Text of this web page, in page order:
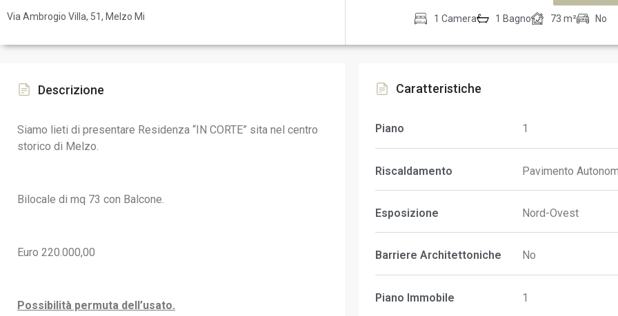
Via Ambrogio Villa, 51, Melzo Mi 1 Camera 1 Bagno 73 m² No
Descrizione
Siamo lieti di presentare Residenza “IN CORTE” sita nel centro
storico di Melzo.
Bilocale di mq 73 con Balcone.
Euro 220.000,00
Possibilità permuta dell’usato.
Caratteristiche
Piano 1
Riscaldamento Pavimento
Esposizione Nord-Ovest
Barriere Architettoniche No
Piano Immobile 1